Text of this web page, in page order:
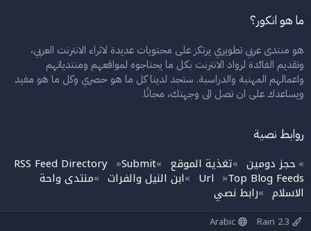
ما هو انكور؟
هو منتدى عربي تطويري يرتكز على محتويات عديدة لاثراء الانترنت العربي،
وتقديم الفائدة لرواد الانترنت بكل ما يحتاجوه لمواقعهم ومنتدياتهم
واعمالهم المهنية والدراسية. ستجد لدينا كل ما هو حصري وكل ما هو مفيد
ويساعدك على ان تصل الى وجهتك، مجانًا.
روابط نصية
» حجز دومين »تغذية الموقع »
RSS Feed Directory »Submit
Url »Top Blog Feeds
»ابن النيل والفرات »منتدى واحة
الاسلام »رابط نصي
Arabic